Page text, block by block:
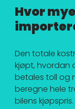
Hvor
Den totale
kjøpt, hvordan
betales toll og
beregne hele
bilens kjøpspris.